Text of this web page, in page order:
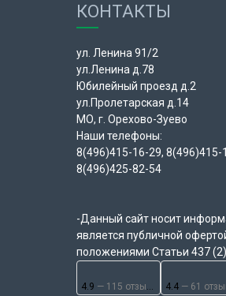
КОНТАКТЫ
ул. Ленина 91/2
ул.Ленина д.78
Юбилейный проезд д.2
ул.Пролетарская д.14
МО, г. Орехово-Зуево
Наши телефоны:
8(496)415-16-29, 8(496)415-
8(496)425-82-54
-Данный сайт носит
является публичной
положениями Статьи 437
4.9 — 115 отзывов 4.4 — 61